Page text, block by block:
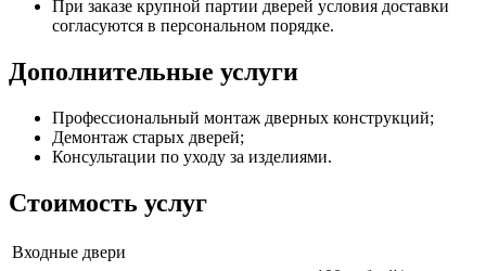
При заказе крупной партии дверей условия доставки
согласуются в персональном порядке.
Дополнительные услуги
Профессиональный монтаж дверных конструкций;
Демонтаж старых дверей;
Консультации по уходу за изделиями.
Стоимость услуг
Входные двери